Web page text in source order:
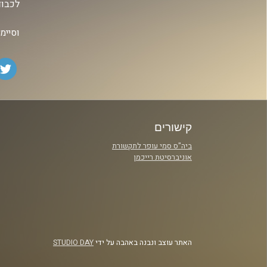
קישורים
ביה"ס סמי עופר לתקשורת
אוניברסיטת רייכמן
האתר עוצב ונבנה באהבה על ידיSTUDIO DAY